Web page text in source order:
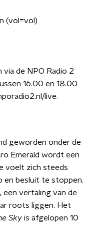
(vol=vol)
via de NPO Radio 2
16.00 en 18.00
live.
geworden onder de
Emerald wordt een
voelt zich steeds
en besluit te stoppen.
een vertaling van de
roots liggen. Het
Sky is afgelopen 10